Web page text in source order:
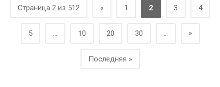
Страница 2 из 512 « 1 2 3 4
5 ... 10 20 30 ... »
Последняя »